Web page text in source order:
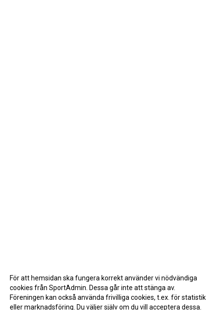
För att hemsidan ska fungera korrekt använder vi nödvändiga
cookies från SportAdmin. Dessa går inte att stänga av.
Föreningen kan också använda frivilliga cookies, t.ex. för statistik
eller marknadsföring. Du väljer själv om du vill acceptera dessa.